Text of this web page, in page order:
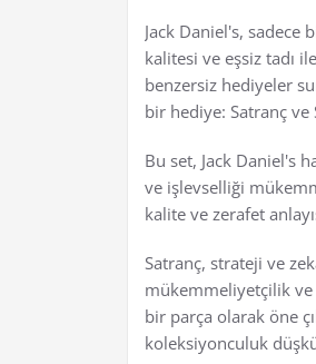
Jack Daniel's, sadece
kalitesi ve eşsiz tadı
benzersiz hediyeler
bir hediye: Satranç ve
Bu set, Jack Daniel's
ve işlevselliği
kalite ve zerafet
Satranç, strateji ve
mükemmeliyetçilik ve
bir parça olarak öne
koleksiyonculuk